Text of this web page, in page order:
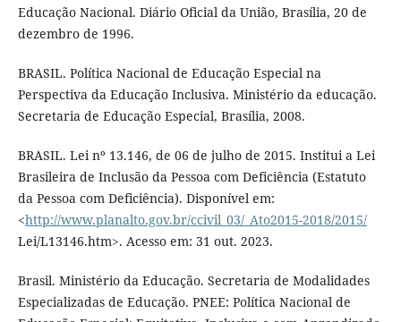
Educação Nacional. Diário Oficial da União, Brasília, 20 de
dezembro de 1996.
BRASIL. Política Nacional de Educação Especial na
Perspectiva da Educação Inclusiva. Ministério da educação.
Secretaria de Educação Especial, Brasília, 2008.
BRASIL. Lei nº 13.146, de 06 de julho de 2015. Institui a Lei
Brasileira de Inclusão da Pessoa com Deficiência (Estatuto
da Pessoa com Deficiência). Disponível em:
<http://www.planalto.gov.br/ccivil_03/_Ato2015-2018/2015/
Lei/L13146.htm>. Acesso em: 31 out. 2023.
Brasil. Ministério da Educação. Secretaria de Modalidades
Especializadas de Educação. PNEE: Política Nacional de